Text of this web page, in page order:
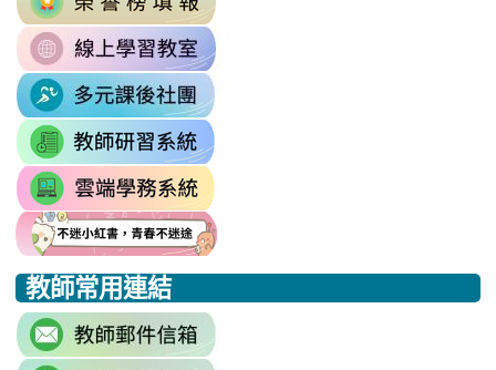
教師常用連結